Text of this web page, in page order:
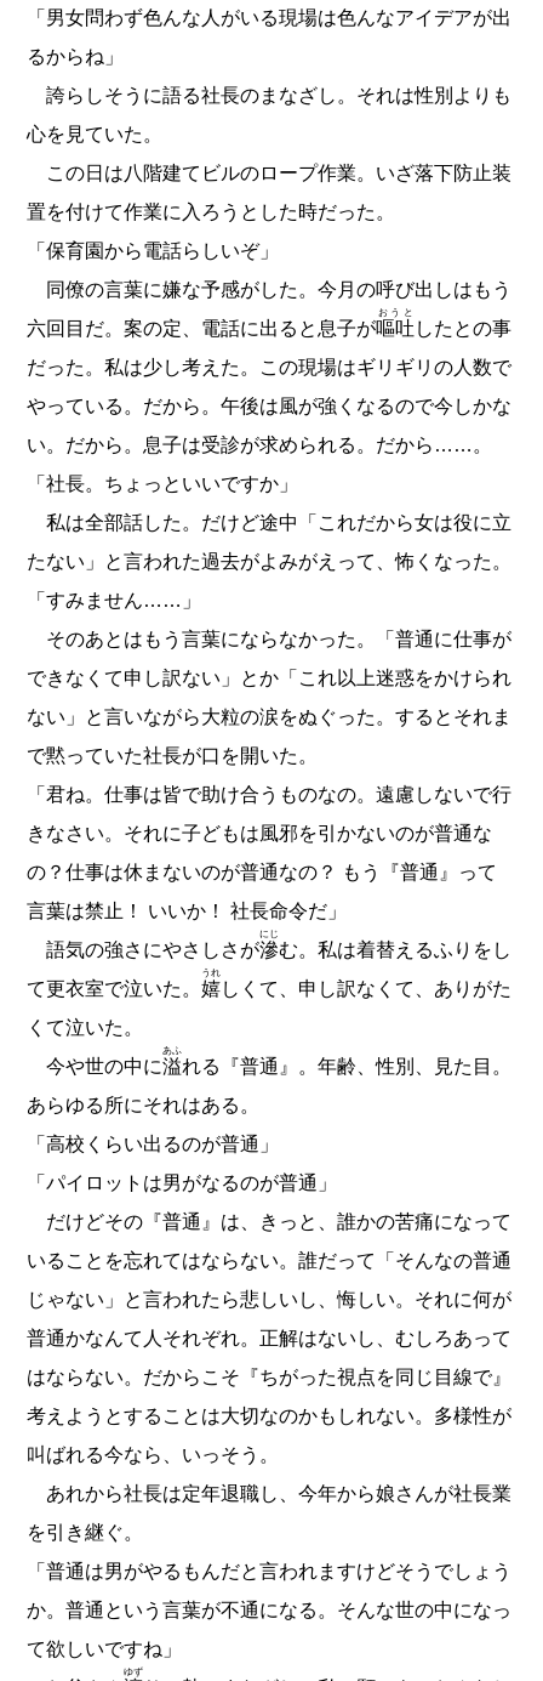
「男女問わず色んな人がいる現場は色んなアイデアが出
るからね」
誇らしそうに語る社長のまなざし。それは性別よりも
心を見ていた。
この日は八階建てビルのロープ作業。いざ落下防止装
置を付けて作業に入ろうとした時だった。
「保育園から電話らしいぞ」
同僚の言葉に嫌な予感がした。今月の呼び出しはもう
六回目だ。案の定、電話に出ると息子が嘔吐
おうと
したとの事
だった。私は少し考えた。この現場はギリギリの人数で
やっている。だから。午後は風が強くなるので今しかな
い。だから。息子は受診が求められる。だから……。
「社長。ちょっといいですか」
私は全部話した。だけど途中「これだから女は役に立
たない」と言われた過去がよみがえって、怖くなった。
「すみません……」
そのあとはもう言葉にならなかった。「普通に仕事が
できなくて申し訳ない」とか「これ以上迷惑をかけられ
ない」と言いながら大粒の涙をぬぐった。するとそれま
で黙っていた社長が口を開いた。
「君ね。仕事は皆で助け合うものなの。遠慮しないで行
きなさい。それに子どもは風邪を引かないのが普通な
の？仕事は休まないのが普通なの？ もう『普通』って
言葉は禁止！ いいか！ 社長命令だ」
語気の強さにやさしさが滲
にじ
む。私は着替えるふりをし
て更衣室で泣いた。嬉
うれ
しくて、申し訳なくて、ありがた
くて泣いた。
今や世の中に溢
あふ
れる『普通』。年齢、性別、見た目。
あらゆる所にそれはある。
「高校くらい出るのが普通」
「パイロットは男がなるのが普通」
だけどその『普通』は、きっと、誰かの苦痛になって
いることを忘れてはならない。誰だって「そんなの普通
じゃない」と言われたら悲しいし、悔しい。それに何が
普通かなんて人それぞれ。正解はないし、むしろあって
はならない。だからこそ『ちがった視点を同じ目線で』
考えようとすることは大切なのかもしれない。多様性が
叫ばれる今なら、いっそう。
あれから社長は定年退職し、今年から娘さんが社長業
を引き継ぐ。
「普通は男がやるもんだと言われますけどそうでしょう
か。普通という言葉が不通になる。そんな世の中になっ
て欲しいですね」
ゆず